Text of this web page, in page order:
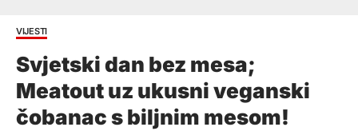
VIJESTI
Svjetski dan bez mesa;
Meatout uz ukusni veganski
čobanac s biljnim mesom!